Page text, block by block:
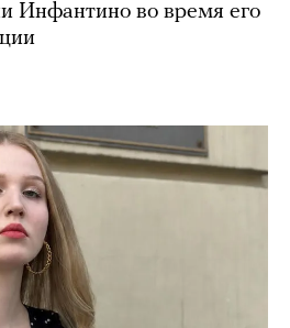
Инфантино во время его